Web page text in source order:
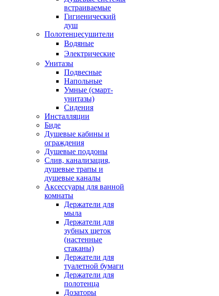
встраиваемые
Гигиенический
душ
Полотенцесушители
ㅤВодяные
ㅤЭлектрические
Унитазы
Подвесные
Напольные
Умные (смарт-
унитазы)
Сидения
Инсталляции
Биде
Душевые кабины и
ограждения
Душевые поддоны
Слив, канализация,
душевые трапы и
душевые каналы
Аксессуары для ванной
комнаты
Держатели для
мыла
Держатели для
зубных щеток
(настенные
стаканы)
Держатели для
туалетной бумаги
Держатели для
полотенца
Дозаторы